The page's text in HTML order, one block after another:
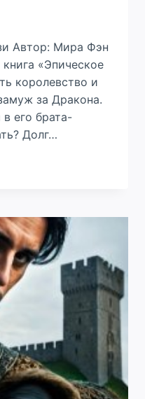
Автор: Мира Фэн
«Эпическое
королевство и
за Дракона.
его брата-
Долг…